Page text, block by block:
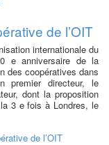
de l’OIT
internationale du
e anniversaire de la
des coopératives dans
premier directeur, le
dont la proposition
3 e fois à Londres, le
de l’OIT